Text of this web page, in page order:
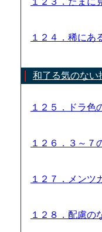
１２４．稀に
和了る気のない
１２５．ドラ
１２６．３～
１２７．メンツ
１２８．配慮